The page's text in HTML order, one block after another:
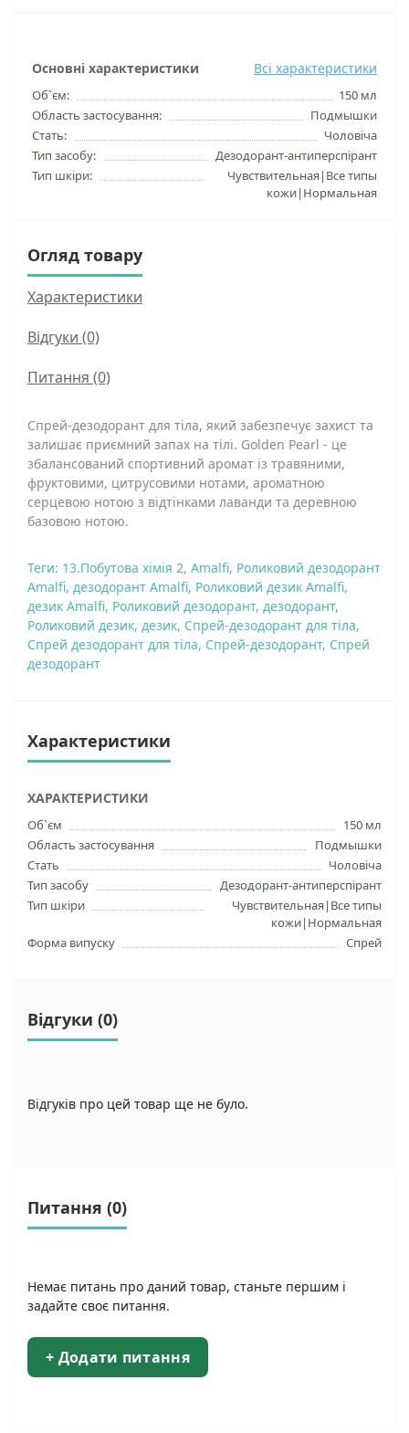
Основні характеристики Всі характеристики
Об`єм:
150 мл
Область застосування:
Подмышки
Стать:
Чоловіча
Тип засобу:
Дезодорант-антиперспірант
Тип шкіри:
Чувствительная|Все типы
кожи|Нормальная
Огляд товару
Характеристики
Відгуки (0)
Питання (0)
Спрей-дезодорант для тіла, який забезпечує захист та
залишає приємний запах на тілі. Golden Pearl - це
збалансований спортивний аромат із травяними,
фруктовими, цитрусовими нотами, ароматною
серцевою нотою з відтінками лаванди та деревною
базовою нотою.
Теги: 13.Побутова хімія 2, Amalfi, Роликовий дезодорант
Amalfi, дезодорант Amalfi, Роликовий дезик Amalfi,
дезик Amalfi, Роликовий дезодорант, дезодорант,
Роликовий дезик, дезик, Спрей-дезодорант для тіла,
Спрей дезодорант для тіла, Спрей-дезодорант, Спрей
дезодорант
Характеристики
ХАРАКТЕРИСТИКИ
Об`єм
150 мл
Область застосування
Подмышки
Стать
Чоловіча
Тип засобу
Дезодорант-антиперспірант
Тип шкіри
Чувствительная|Все типы
кожи|Нормальная
Форма випуску
Спрей
Відгуки (0)
Відгуків про цей товар ще не було.
Питання (0)
Немає питань про даний товар, станьте першим і
задайте своє питання.
+ Додати питання